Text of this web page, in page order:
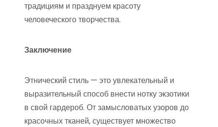
традициям и празднуем красоту
человеческого творчества.
Заключение
Этнический стиль — это увлекательный и
выразительный способ внести нотку экзотики
в свой гардероб. От замысловатых узоров до
красочных тканей, существует множество